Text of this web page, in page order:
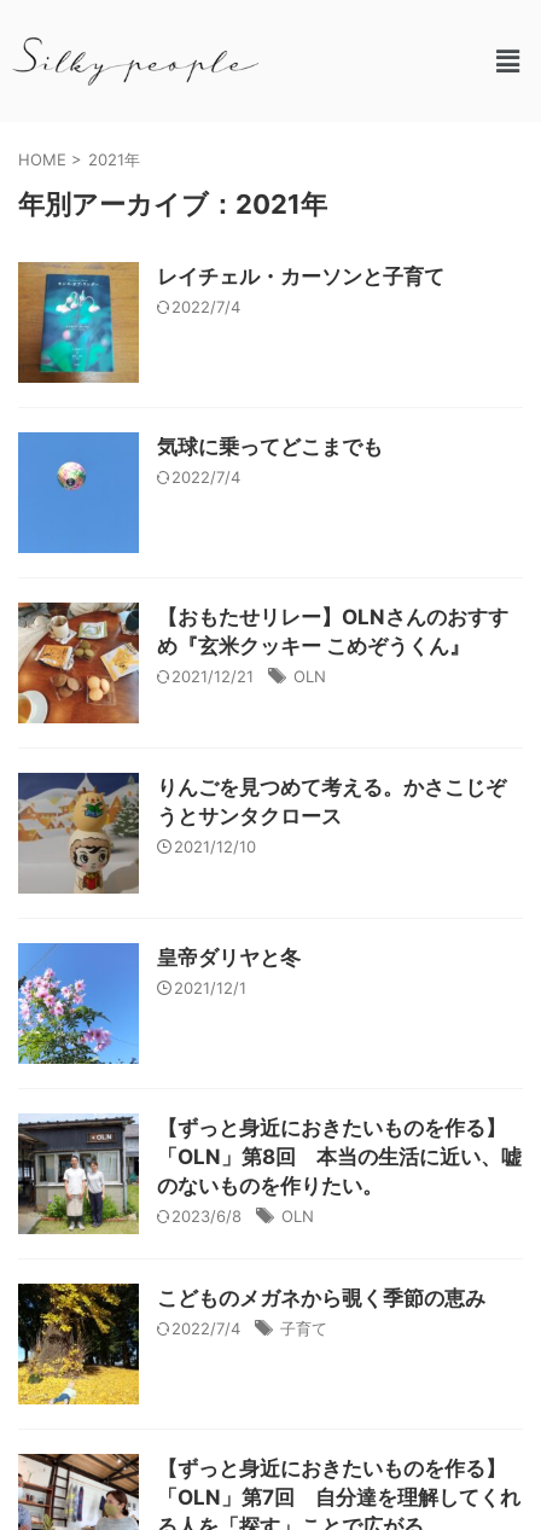
HOME > 2021年
年別アーカイブ：2021年
レイチェル・カーソンと子育て
2022/7/4
気球に乗ってどこまでも
2022/7/4
【おもたせリレー】OLNさんのおすす
め『玄米クッキー こめぞうくん』
2021/12/21 OLN
りんごを見つめて考える。かさこじぞ
うとサンタクロース
2021/12/10
皇帝ダリヤと冬
2021/12/1
【ずっと身近におきたいものを作る】
「OLN」第8回 本当の生活に近い、嘘
のないものを作りたい。
2023/6/8 OLN
こどものメガネから覗く季節の恵み
2022/7/4 子育て
【ずっと身近におきたいものを作る】
「OLN」第7回 自分達を理解してくれ